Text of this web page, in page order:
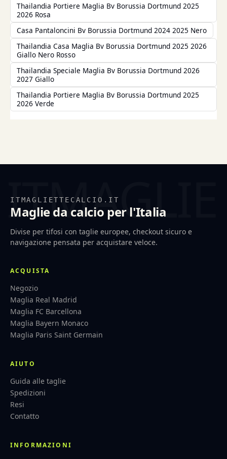
Thailandia Portiere Maglia Bv Borussia Dortmund 2025
2026 Rosa
Casa Pantaloncini Bv Borussia Dortmund 2024 2025 Nero
Thailandia Casa Maglia Bv Borussia Dortmund 2025 2026
Giallo Nero Rosso
Thailandia Speciale Maglia Bv Borussia Dortmund 2026
2027 Giallo
Thailandia Portiere Maglia Bv Borussia Dortmund 2025
2026 Verde
ITMAGLIETTECALCIO.IT
Maglie da calcio per l'Italia
Divise per tifosi con taglie europee, checkout sicuro e
navigazione pensata per acquistare veloce.
ACQUISTA
Negozio
Maglia Real Madrid
Maglia FC Barcellona
Maglia Bayern Monaco
Maglia Paris Saint Germain
AIUTO
Guida alle taglie
Spedizioni
Resi
Contatto
INFORMAZIONI